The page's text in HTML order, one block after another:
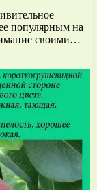
популярным на
своими…